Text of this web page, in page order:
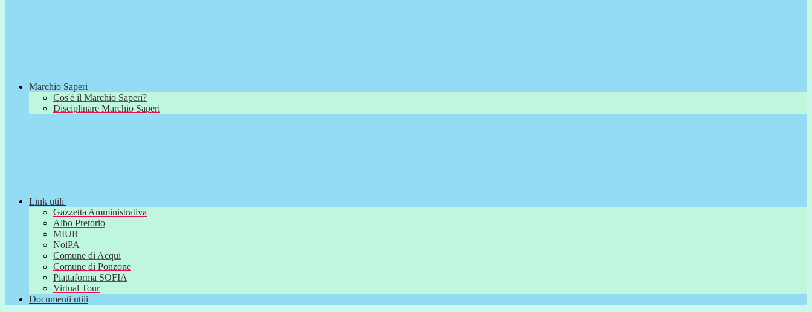
Marchio Saperi
Cos'è il Marchio Saperi?
Disciplinare Marchio Saperi
Link utili
Gazzetta Amministrativa
Albo Pretorio
MIUR
NoiPA
Comune di Acqui
Comune di Ponzone
Piattaforma SOFIA
Virtual Tour
Documenti utili